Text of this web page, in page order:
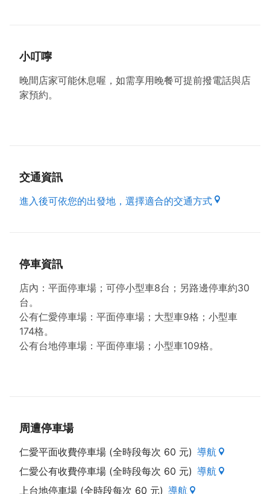
●平均消費：$300~$450／每人。
●可使用國民旅遊卡。
●晚間店家可能休息喔，如需享用晚餐可提前撥電話與
小叮嚀
晚間店家可能休息喔，如需享用晚餐可提前撥電話與店
家預約。
交通資訊
進入後可依您的出發地，選擇適合的交通方式
停車資訊
店內：平面停車場；可停小型車8台；另路邊停車約30
台。
公有仁愛停車場：平面停車場；大型車9格；小型車
174格。
公有台地停車場：平面停車場；小型車109格。
周遭停車場
仁愛平面收費停車場 (全時段每次 60 元) 導航
仁愛公有收費停車場 (全時段每次 60 元) 導航
上台地停車場 (全時段每次 60 元) 導航